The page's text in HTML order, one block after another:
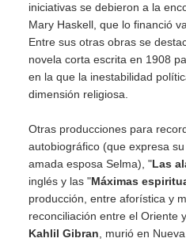
iniciativas se debieron a la
Mary Haskell, que lo financió
Entre sus otras obras se
novela corta escrita en 1908
en la que la inestabilidad
dimensión religiosa.
Otras producciones para
autobiográfico (que expresa
amada esposa Selma), "Las
inglés y las "Máximas
producción, entre aforística y
reconciliación entre el Oriente
Kahlil Gibran , murió en